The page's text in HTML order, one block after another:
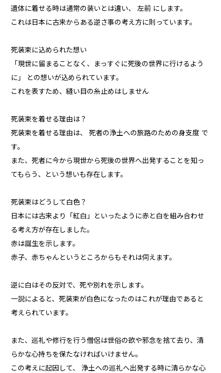
遺体に着せる時は通常の装いとは違い、 左前 にします。
これは日本に古来からある逆さ事の考え方に則っています。
死装束に込められた想い
「現世に留まることなく、まっすぐに死後の世界に行けるよう
に」 との想いが込められています。
これを表すため、縫い目の糸止めはしません
死装束を着せる理由は？
死装束を着せる理由は、 死者の浄土への旅路のための身支度 で
す。
また、死者に今から現世から死後の世界へ出発することを知っ
てもらう、という想いも存在します。
死装束はどうして白色？
日本には古来より「紅白」といったように赤と白を組み合わせ
る考え方が存在しました。
赤は誕生を示します。
赤子、赤ちゃんというところからもそれは伺えます。
逆に白はその反対で、死や別れを示します。
一説によると、死装束が白色になったのはこれが理由であると
考えられています。
また、巡礼や修行を行う僧侶は世俗の欲や邪念を捨て去り、清
らかな心持ちを保たなければいけません。
この考えに起因して、 浄土への巡礼へ出発する時に清らかな心